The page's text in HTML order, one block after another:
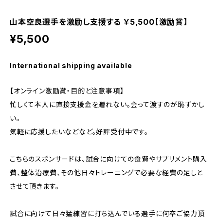
山本空良選手を激励し支援する ￥5,500【激励賞】
¥5,500
International shipping available
【オンライン激励賞・目的と注意事項】
忙しくて本人に直接支援金を贈れない。会って渡すのが恥ずかし
い。
気軽に応援したいなどなど。好評受付中です。
こちらのスポンサードは、試合に向けての食費やサプリメント購入
費、整体治療費、その他日々トレーニングで必要な経費の足しと
させて頂きます。
試合に向けて日々猛練習に打ち込んでいる選手に何卒ご協力頂